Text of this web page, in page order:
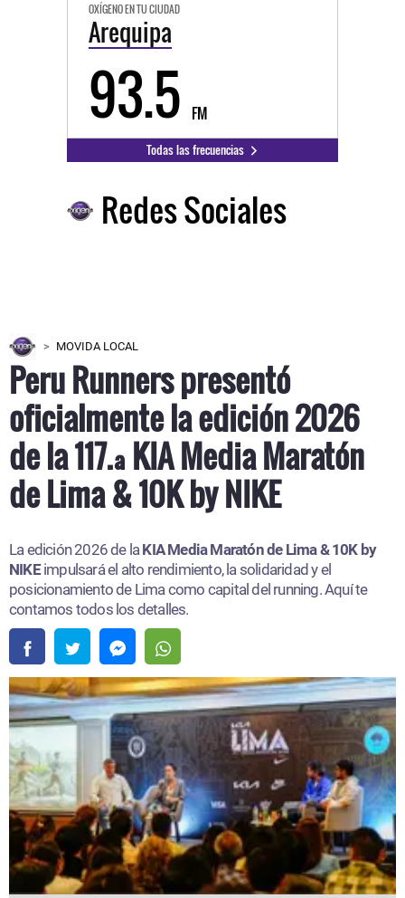
OXÍGENO EN TU CIUDAD
Arequipa
93.5 FM
Todas las frecuencias
Redes Sociales
MOVIDA LOCAL
Peru Runners presentó
oficialmente la edición 2026
de la 117.ª KIA Media Maratón
de Lima & 10K by NIKE
La edición 2026 de la KIA Media Maratón de Lima & 10K by
NIKEimpulsará el alto rendimiento, la solidaridad y el
posicionamiento de Lima como capital del running. Aquí te
contamos todos los detalles.